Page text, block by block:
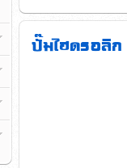
ปั๊มไฮดรอ